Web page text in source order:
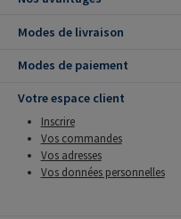
Modes de livraison
Modes de paiement
Votre espace client
Inscrire
Vos commandes
Vos adresses
Vos données personnelles